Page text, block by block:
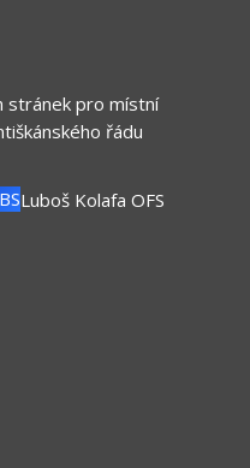
stránek pro místní
řádu
Luboš Kolafa OFS